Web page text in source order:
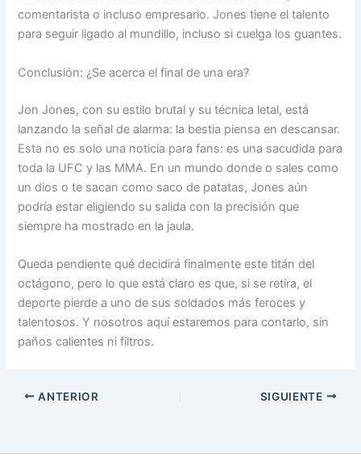
comentarista o incluso empresario. Jones tiene el talento
para seguir ligado al mundillo, incluso si cuelga los guantes.
Conclusión: ¿Se acerca el final de una era?
Jon Jones, con su estilo brutal y su técnica letal, está
lanzando la señal de alarma: la bestia piensa en descansar.
Esta no es solo una noticia para fans: es una sacudida para
toda la UFC y las MMA. En un mundo donde o sales como
un dios o te sacan como saco de patatas, Jones aún
podría estar eligiendo su salida con la precisión que
siempre ha mostrado en la jaula.
Queda pendiente qué decidirá finalmente este titán del
octágono, pero lo que está claro es que, si se retira, el
deporte pierde a uno de sus soldados más feroces y
talentosos. Y nosotros aquí estaremos para contarlo, sin
paños calientes ni filtros.
ANTERIOR SIGUIENTE